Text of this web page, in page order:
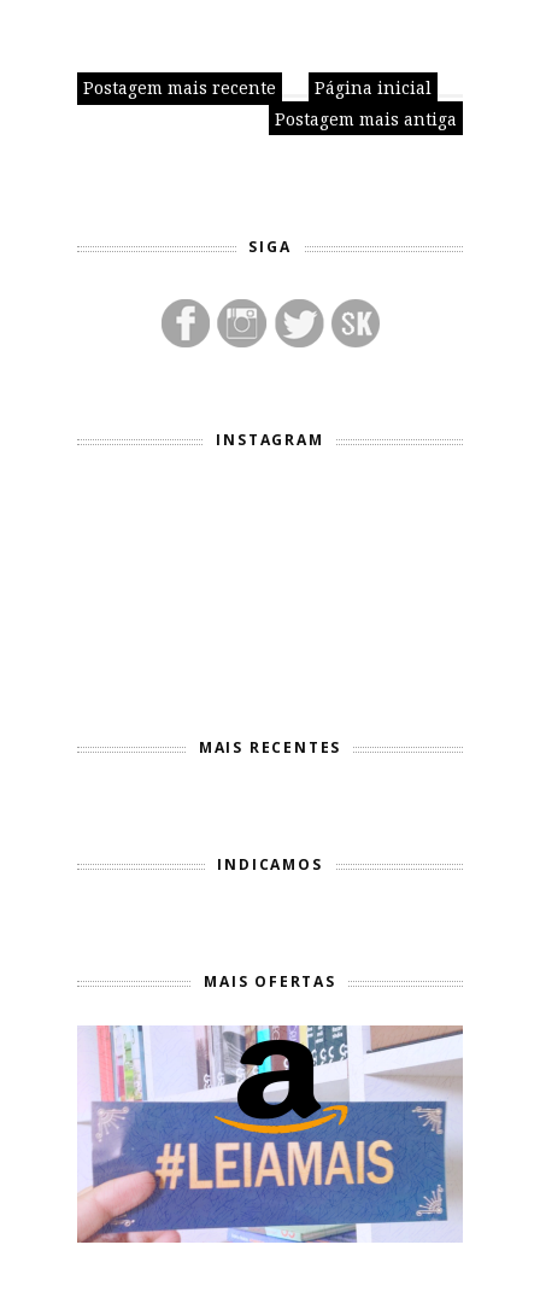
Postagem mais recente
Postagem mais antiga
Página inicial
SIGA
INSTAGRAM
MAIS RECENTES
INDICAMOS
MAIS OFERTAS